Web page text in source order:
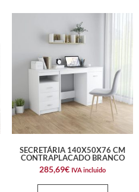
SECRETÁRIA 140X50X76 CM
CONTRAPLACADO BRANCO
285,69€ IVA incluido